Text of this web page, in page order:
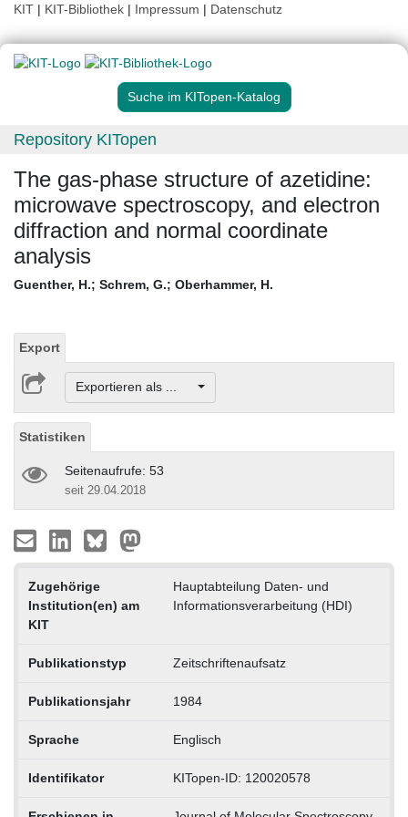
KIT | KIT-Bibliothek | Impressum | Datenschutz
Suche im KITopen-Katalog
Repository KITopen
The gas-phase structure of azetidine:
microwave spectroscopy, and electron
diffraction and normal coordinate
analysis
Guenther, H.; Schrem, G.; Oberhammer, H.
Export
Exportieren als ...
Statistiken
Seitenaufrufe: 53
seit 29.04.2018
Zugehörige
Institution(en) am
KIT
Hauptabteilung Daten- und
Informationsverarbeitung (HDI)
Publikationstyp Zeitschriftenaufsatz
Publikationsjahr 1984
Sprache Englisch
Identifikator KITopen-ID: 120020578